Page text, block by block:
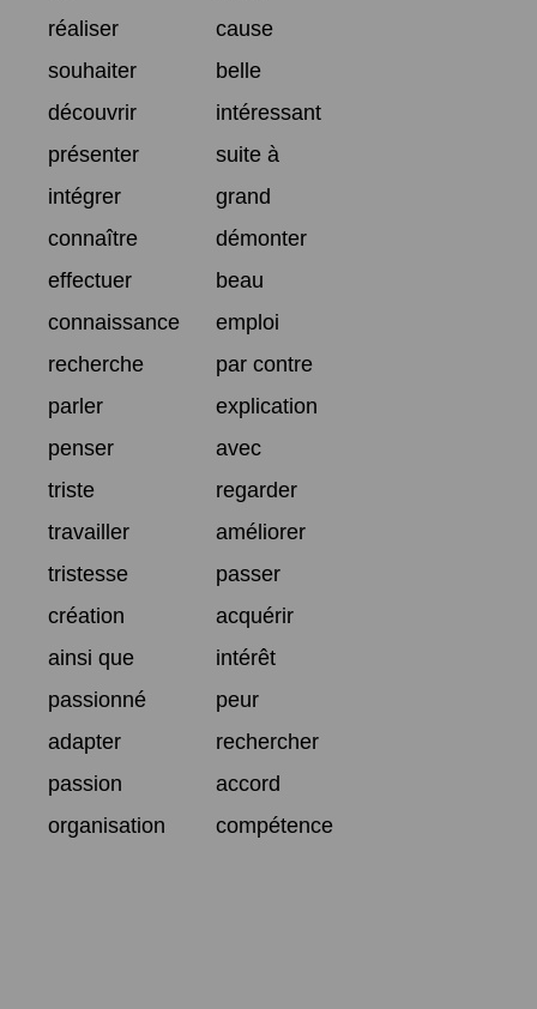
réaliser
cause
souhaiter
belle
découvrir
intéressant
présenter
suite à
intégrer
grand
connaître
démonter
effectuer
beau
connaissance
emploi
recherche
par contre
parler
explication
penser
avec
triste
regarder
travailler
améliorer
tristesse
passer
création
acquérir
ainsi que
intérêt
passionné
peur
adapter
rechercher
passion
accord
organisation
compétence